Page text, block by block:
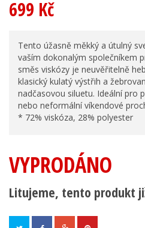
699 Kč
Tento úžasně měkký a útulný
vaším dokonalým společníkem
směs viskózy je neuvěřitelně
klasický kulatý výstřih a
nadčasovou siluetu. Ideální pro
nebo neformální víkendové
* 72% viskóza, 28% polyester
VYPRODÁNO
Litujeme, tento produkt